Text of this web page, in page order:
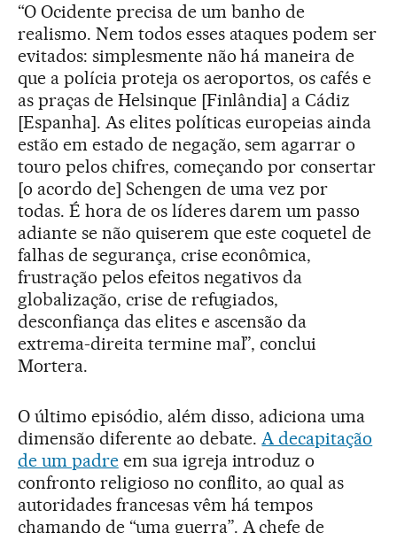
“O Ocidente precisa de um banho de
realismo. Nem todos esses ataques podem ser
evitados: simplesmente não há maneira de
que a polícia proteja os aeroportos, os cafés e
as praças de Helsinque [Finlândia] a Cádiz
[Espanha]. As elites políticas europeias ainda
estão em estado de negação, sem agarrar o
touro pelos chifres, começando por consertar
[o acordo de] Schengen de uma vez por
todas. É hora de os líderes darem um passo
adiante se não quiserem que este coquetel de
falhas de segurança, crise econômica,
frustração pelos efeitos negativos da
globalização, crise de refugiados,
desconfiança das elites e ascensão da
extrema-direita termine mal”, conclui
Mortera.
O último episódio, além disso, adiciona uma
dimensão diferente ao debate.A decapitação
de um padreem sua igreja introduz o
confronto religioso no conflito, ao qual as
autoridades francesas vêm há tempos
chamando de “uma guerra”. A chefe de